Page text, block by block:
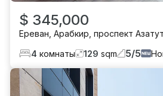
$ 345,000
Ереван Арабкир проспект
4 комнаты 129 sqm 5/5